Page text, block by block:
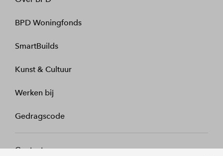
BPD Woningfonds
SmartBuilds
Kunst & Cultuur
Werken bij
Gedragscode
Contact